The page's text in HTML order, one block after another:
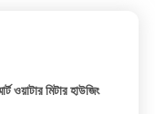
ওয়াটার মিটার হাউজিং